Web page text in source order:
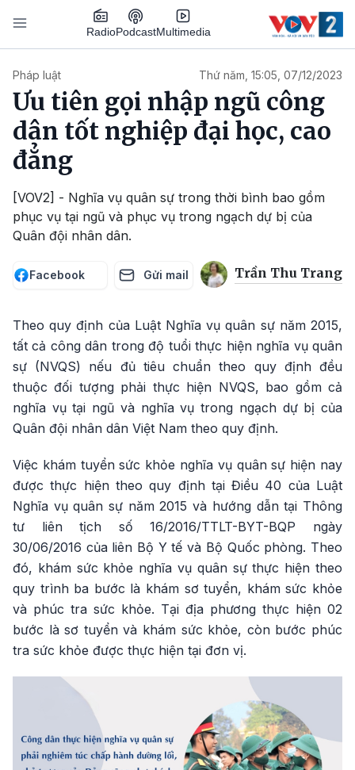
Nhảy đến nội dung
RadioPodcastMultimedia
Pháp luật Thứ năm, 15:05, 07/12/2023
Ưu tiên gọi nhập ngũ công
dân tốt nghiệp đại học, cao
đẳng
[VOV2] - Nghĩa vụ quân sự trong thời bình bao gồm
phục vụ tại ngũ và phục vụ trong ngạch dự bị của
Quân đội nhân dân.
Facebook Gửi mail Trần Thu Trang
Theo quy định của Luật Nghĩa vụ quân sự năm 2015,
tất cả công dân trong độ tuổi thực hiện nghĩa vụ quân
sự (NVQS) nếu đủ tiêu chuẩn theo quy định đều
thuộc đối tượng phải thực hiện NVQS, bao gồm cả
nghĩa vụ tại ngũ và nghĩa vụ trong ngạch dự bị của
Quân đội nhân dân Việt Nam theo quy định.
Việc khám tuyển sức khỏe nghĩa vụ quân sự hiện nay
được thực hiện theo quy định tại Điều 40 của Luật
Nghĩa vụ quân sự năm 2015 và hướng dẫn tại Thông
tư liên tịch số 16/2016/TTLT-BYT-BQP ngày
30/06/2016 của liên Bộ Y tế và Bộ Quốc phòng. Theo
đó, khám sức khỏe nghĩa vụ quân sự thực hiện theo
quy trình ba bước là khám sơ tuyển, khám sức khỏe
và phúc tra sức khỏe. Tại địa phương thực hiện 02
bước là sơ tuyển và khám sức khỏe, còn bước phúc
tra sức khỏe được thực hiện tại đơn vị.